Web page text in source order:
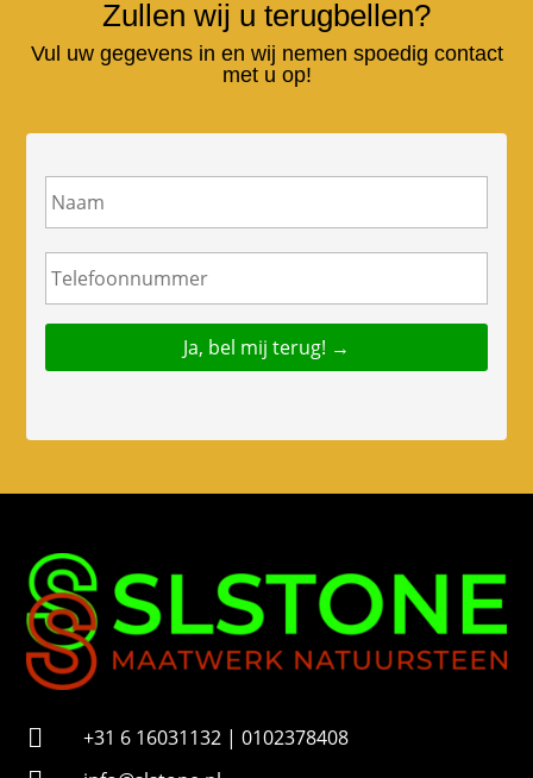
Zullen wij u terugbellen?
Vul uw gegevens in en wij nemen spoedig contact
met u op!
N
a
a
T
e
l
e
o
n
m
r
 +31 6 16031132 | 0102378408